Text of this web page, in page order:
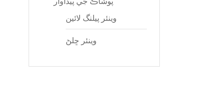
وينئر پيلنگ لائين
وينئر ڇلڻ